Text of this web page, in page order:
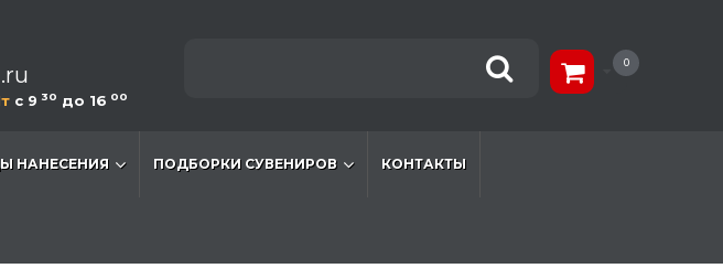
c 9 30 до 16 00
0
НАНЕСЕНИЯ ПОДБОРКИ СУВЕНИРОВ КОНТАКТЫ